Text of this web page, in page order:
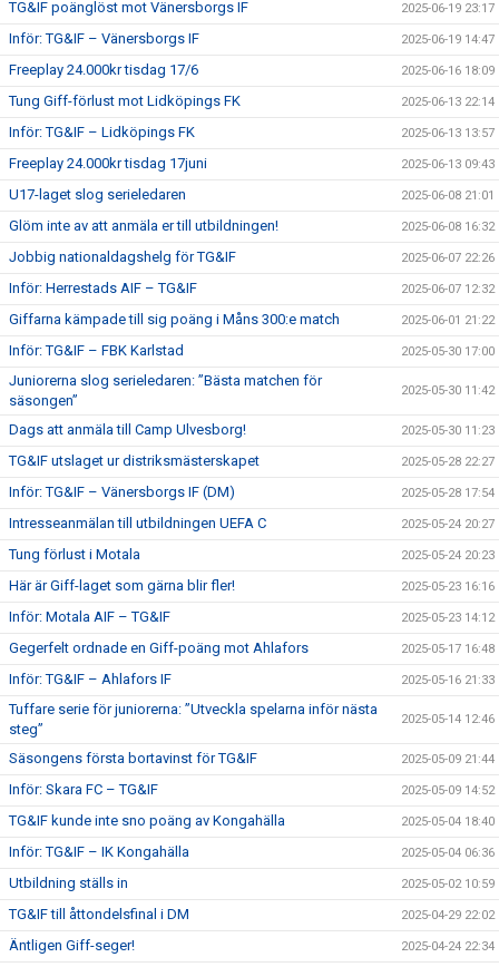
TG&IF poänglöst mot Vänersborgs IF 2025-06-19 23:17
Inför: TG&IF – Vänersborgs IF 2025-06-19 14:47
Freeplay 24.000kr tisdag 17/6 2025-06-16 18:09
Tung Giff-förlust mot Lidköpings FK 2025-06-13 22:14
Inför: TG&IF – Lidköpings FK 2025-06-13 13:57
Freeplay 24.000kr tisdag 17juni 2025-06-13 09:43
U17-laget slog serieledaren 2025-06-08 21:01
Glöm inte av att anmäla er till utbildningen! 2025-06-08 16:32
Jobbig nationaldagshelg för TG&IF 2025-06-07 22:26
Inför: Herrestads AIF – TG&IF 2025-06-07 12:32
Giffarna kämpade till sig poäng i Måns 300:e match 2025-06-01 21:22
Inför: TG&IF – FBK Karlstad 2025-05-30 17:00
Juniorerna slog serieledaren: ”Bästa matchen för
säsongen”
2025-05-30 11:42
Dags att anmäla till Camp Ulvesborg! 2025-05-30 11:23
TG&IF utslaget ur distriksmästerskapet 2025-05-28 22:27
Inför: TG&IF – Vänersborgs IF (DM) 2025-05-28 17:54
Intresseanmälan till utbildningen UEFA C 2025-05-24 20:27
Tung förlust i Motala 2025-05-24 20:23
Här är Giff-laget som gärna blir fler! 2025-05-23 16:16
Inför: Motala AIF – TG&IF 2025-05-23 14:12
Gegerfelt ordnade en Giff-poäng mot Ahlafors 2025-05-17 16:48
Inför: TG&IF – Ahlafors IF 2025-05-16 21:33
Tuffare serie för juniorerna: ”Utveckla spelarna inför nästa
steg”
2025-05-14 12:46
Säsongens första bortavinst för TG&IF 2025-05-09 21:44
Inför: Skara FC – TG&IF 2025-05-09 14:52
TG&IF kunde inte sno poäng av Kongahälla 2025-05-04 18:40
Inför: TG&IF – IK Kongahälla 2025-05-04 06:36
Utbildning ställs in 2025-05-02 10:59
TG&IF till åttondelsfinal i DM 2025-04-29 22:02
Äntligen Giff-seger! 2025-04-24 22:34